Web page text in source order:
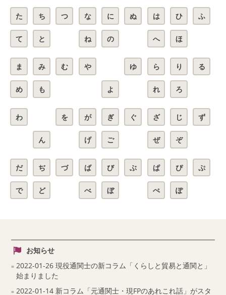
た ち つ
て と
な に ぬ
ね の
は ひ ふ
へ ほ
ま み む
め も
や ゆ
よ
ら り る
れ ろ
わ を
ん
が ぎ ぐ
げ ご
ざ じ ず
ぜ ぞ
だ ぢ づ
で ど
ば び ぶ
べ ぼ
ぱ ぴ ぷ
ぺ ぽ
お知らせ
2022-01-26 現役通関士の新コラム「くらしと貿易と通関と」
始まりました
2022-01-14 新コラム「元通関士・現FPのあれこれ話」がスタ